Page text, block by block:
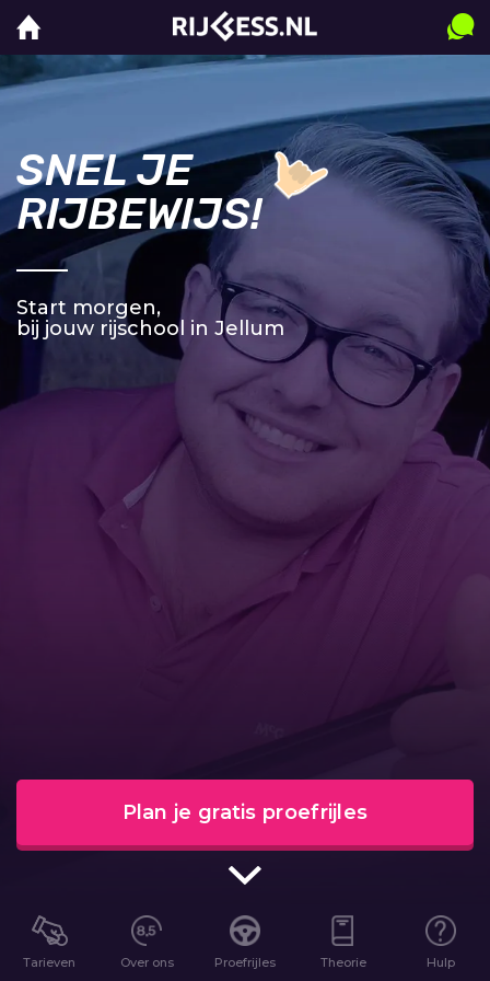
SNEL JE
RIJBEWIJS!
Start morgen,
bij jouw rijschool in Jellum
Plan je gratis proefrijles
Tarieven Over ons Proefrijles Theorie Hulp